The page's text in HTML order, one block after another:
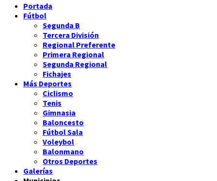
Portada
Fútbol
Segunda B
Tercera División
Regional Preferente
Primera Regional
Segunda Regional
Fichajes
Más Deportes
Ciclismo
Tenis
Gimnasia
Baloncesto
Fútbol Sala
Voleybol
Balonmano
Otros Deportes
Galerías